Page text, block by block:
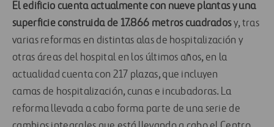
El edificio cuenta actualmente con nueve plantas y una
superficie construida de 17.866 metros cuadradosy, tras
varias reformas en distintas alas de hospitalización y
otras áreas del hospital en los últimos años, en la
actualidad cuenta con 217 plazas, que incluyen
camas de hospitalización, cunas e incubadoras. La
reforma llevada a cabo forma parte de una serie de